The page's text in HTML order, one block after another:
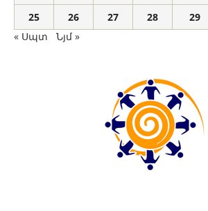
25
26 27 28 29
« Սպտ
Նյմ »